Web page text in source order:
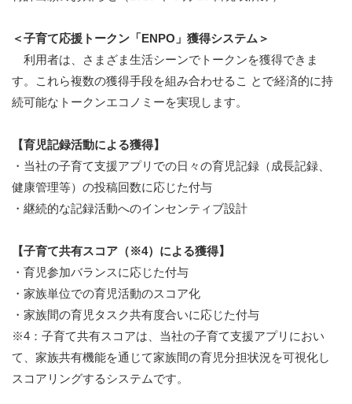
＜子育て応援トークン「ENPO」獲得システム＞
利用者は、さまざま生活シーンでトークンを獲得できま
す。これら複数の獲得手段を組み合わせるこ とで経済的に持
続可能なトークンエコノミーを実現します。
【育児記録活動による獲得】
・当社の子育て支援アプリでの日々の育児記録（成長記録、
健康管理等）の投稿回数に応じた付与
・継続的な記録活動へのインセンティブ設計
【子育て共有スコア（※4）による獲得】
・育児参加バランスに応じた付与
・家族単位での育児活動のスコア化
・家族間の育児タスク共有度合いに応じた付与
※4：子育て共有スコアは、当社の子育て支援アプリにおい
て、家族共有機能を通じて家族間の育児分担状況を可視化し
スコアリングするシステムです。